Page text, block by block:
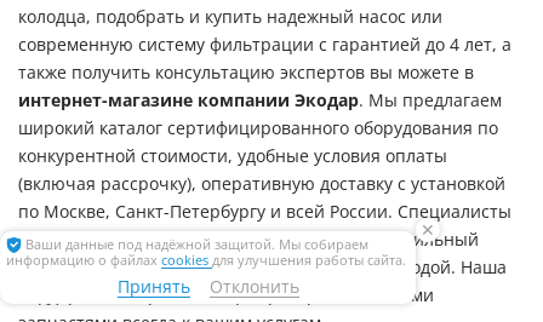
колодца, подобрать и купить надежный насос или
современную систему фильтрации с гарантией до 4 лет, а
также получить консультацию экспертов вы можете в
интернет-магазине компании Экодар. Мы предлагаем
широкий каталог сертифицированного оборудования по
конкурентной стоимости, удобные условия оплаты
(включая рассрочку), оперативную доставку с установкой
по Москве, Санкт-Петербургу и всей России. Специалисты
компании Экодар всегда помогут сделать правильный
выбор для обеспечения вашего дома чистой водой. Наша
поддержка и сервисный центр с оригинальными
Ваши данные под надёжной защитой. Мы собираем
информацию о файлах cookies для улучшения работы сайта.
Принять Отклонить
✕